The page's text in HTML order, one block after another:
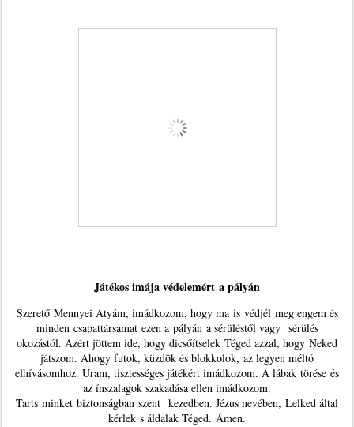
Játékos imája védelemért a pályán
Szerető Mennyei Atyám, imádkozom, hogy ma is védjél meg engem és
minden csapattársamat ezen a pályán a sérüléstől vagy sérülés
okozástól. Azért jöttem ide, hogy dicsőítselek Téged azzal, hogy Neked
játszom. Ahogy futok, küzdök és blokkolok, az legyen méltó
elhívásomhoz. Uram, tisztességes játékért imádkozom. A lábak törése és
az ínszalagok szakadása ellen imádkozom.
Tarts minket biztonságban szent kezedben. Jézus nevében, Lelked által
kérlek s áldalak Téged. Ámen.